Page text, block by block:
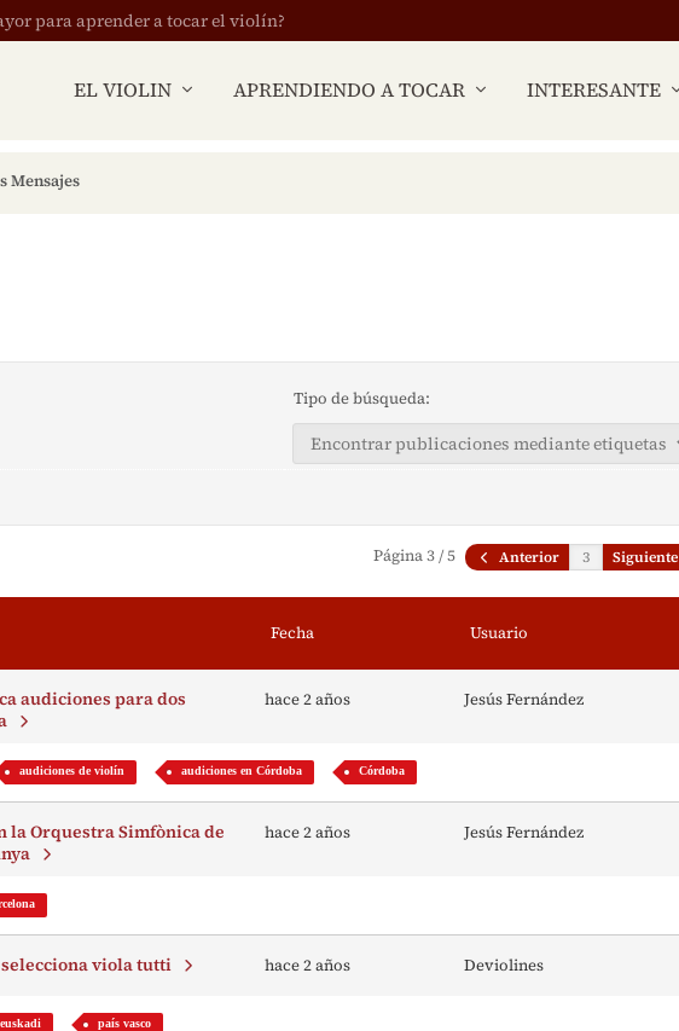
para aprender a tocar el violín?
EL VIOLIN APRENDIENDO A TOCAR INTERESANTE
Mensajes
Tipo de búsqueda:
Página 3 / 5 Anterior Siguiente
Fecha Usuario
audiciones para dos
hace 2 años Jesús Fernández
audiciones de violín audiciones en Córdoba Córdoba
la Orquestra Simfònica de
hace 2 años Jesús Fernández
viola tutti hace 2 años Deviolines
euskadi país vasco